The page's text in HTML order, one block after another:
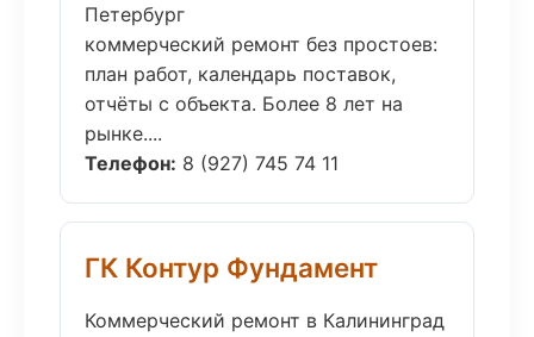
Петербург
коммерческий ремонт без простоев:
план работ, календарь поставок,
отчёты с объекта. Более 8 лет на
рынке....
Телефон: 8 (927) 745 74 11
ГК Контур Фундамент
Коммерческий ремонт в Калининград